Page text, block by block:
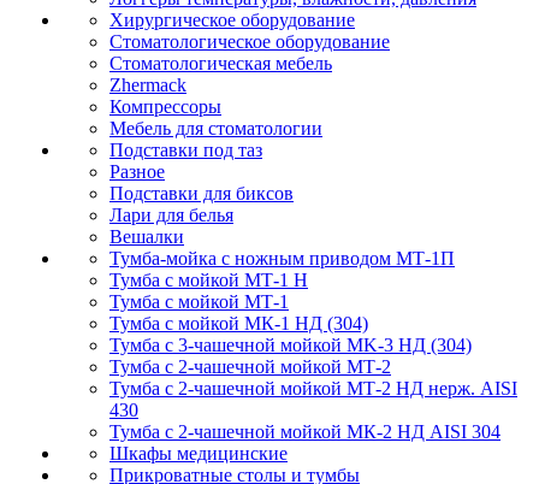
Хирургическое оборудование
Стоматологическое оборудование
Стоматологическая мебель
Zhermack
Компрессоры
Мебель для стоматологии
Подставки под таз
Разное
Подставки для биксов
Лари для белья
Вешалки
Тумба-мойка с ножным приводом МТ-1П
Тумба с мойкой МТ-1 Н
Тумба с мойкой МТ-1
Тумба с мойкой МК-1 НД (304)
Тумба с 3-чашечной мойкой МK-3 НД (304)
Тумба с 2-чашечной мойкой МТ-2
Тумба с 2-чашечной мойкой МТ-2 НД нерж. AISI
430
Тумба с 2-чашечной мойкой МК-2 НД AISI 304
Шкафы медицинские
Прикроватные столы и тумбы